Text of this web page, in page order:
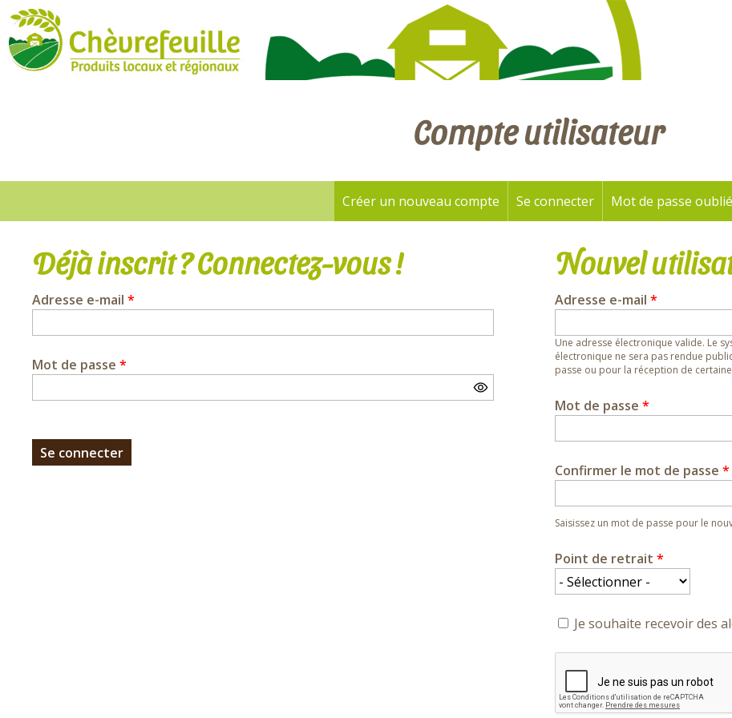
Compte utilisateur
Onglets
principaux
Créer un nouveau compte Se connecter (onglet actif)
Mot de passe oublié
Déjà inscrit ? Connectez-vous !
Adresse e-mail *
Mot de passe *
Nouvel
Adresse e-mail *
Une adresse électronique valide. Le
électronique ne sera pas rendue
passe ou pour la réception de
Mot de passe *
Confirmer le mot de passe *
Saisissez un mot de passe pour le
Point de retrait *
Je souhaite recevoir des